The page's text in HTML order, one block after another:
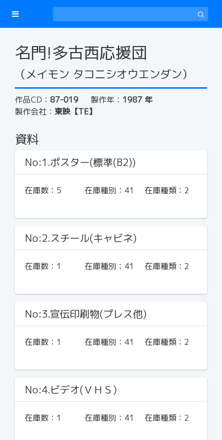
名門!多古西応援団
（メイモン タコニシオウエンダン）
作品CD： 87-019 製作年： 1987 年
製作会社： 東映【TE】
資料
No:1.ポスター(標準(B2))
在庫数： 5 在庫種別： 41 在庫種類： 2
No:2.スチール(キャビネ)
在庫数： 1 在庫種別： 41 在庫種類： 2
No:3.宣伝印刷物(プレス他)
在庫数： 1 在庫種別： 41 在庫種類： 2
No:4.ビデオ(ＶＨＳ)
在庫数： 1 在庫種別： 41 在庫種類： 2